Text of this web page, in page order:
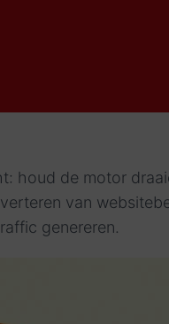
houd de motor
van
genereren.